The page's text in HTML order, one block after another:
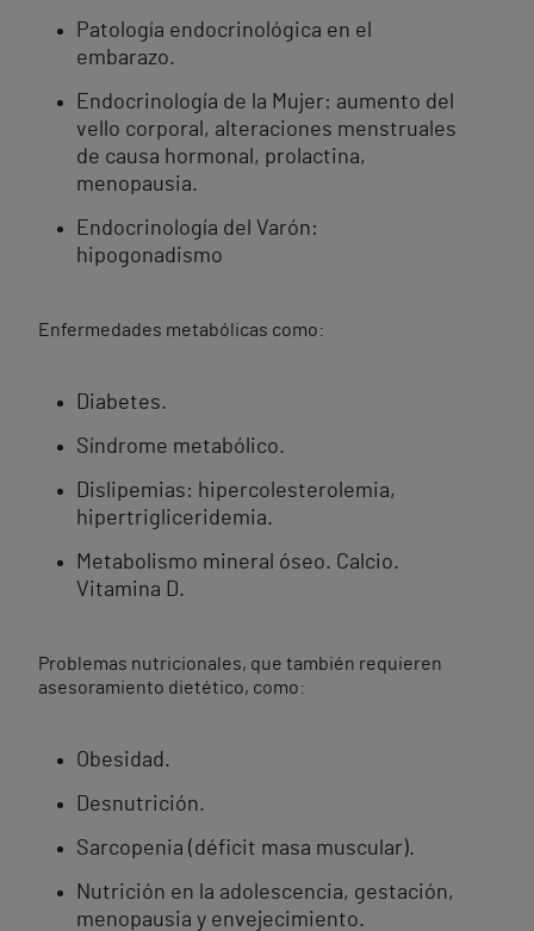
Patología endocrinológica en el
embarazo.
Endocrinología de la Mujer: aumento del
vello corporal, alteraciones menstruales
de causa hormonal, prolactina,
menopausia.
Endocrinología del Varón:
hipogonadismo
Enfermedades metabólicas como:
Diabetes.
Síndrome metabólico.
Dislipemias: hipercolesterolemia,
hipertrigliceridemia.
Metabolismo mineral óseo. Calcio.
Vitamina D.
Problemas nutricionales, que también requieren
asesoramiento dietético, como:
Obesidad.
Desnutrición.
Sarcopenia (déficit masa muscular).
Nutrición en la adolescencia, gestación,
menopausia y envejecimiento.